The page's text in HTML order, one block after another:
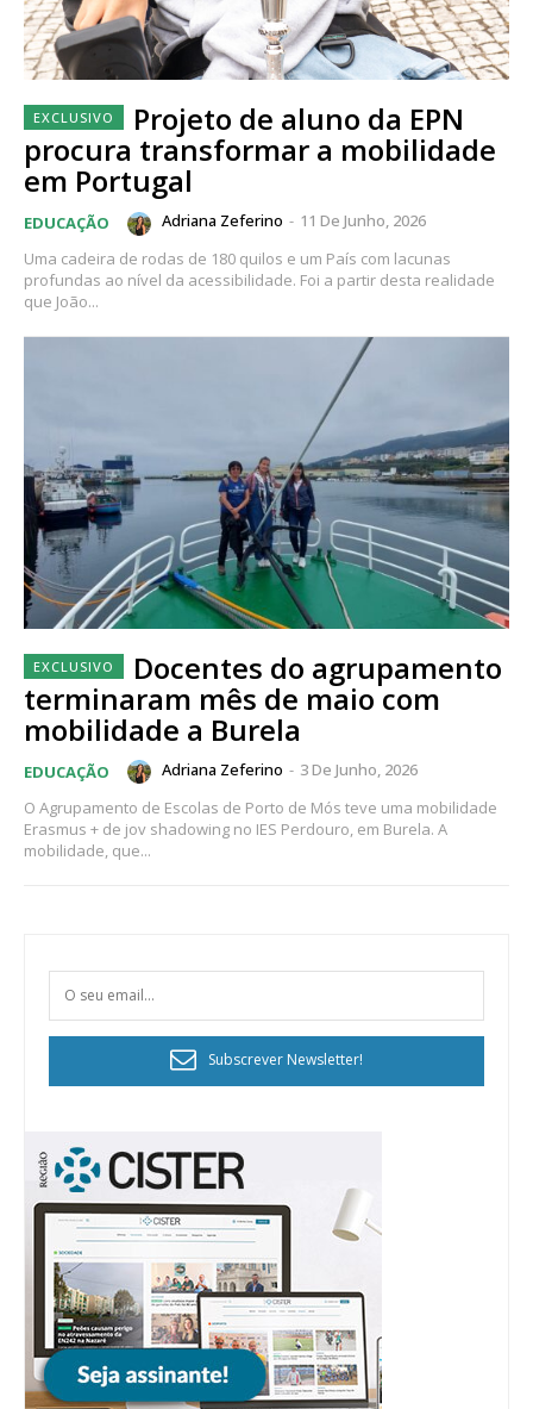
Projeto de aluno da EPN
procura transformar a mobilidade
em Portugal
EDUCAÇÃO Adriana Zeferino - 11 De Junho, 2026
Uma cadeira de rodas de 180 quilos e um País com lacunas
profundas ao nível da acessibilidade. Foi a partir desta realidade
que João...
Docentes do agrupamento
terminaram mês de maio com
mobilidade a Burela
EDUCAÇÃO Adriana Zeferino - 3 De Junho, 2026
O Agrupamento de Escolas de Porto de Mós teve uma mobilidade
Erasmus + de jov shadowing no IES Perdouro, em Burela. A
mobilidade, que...
Subscrever Newsletter!